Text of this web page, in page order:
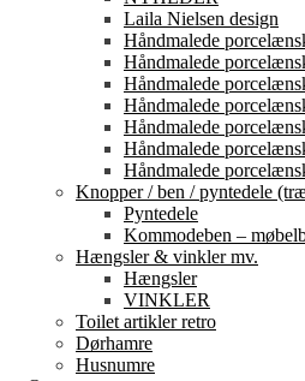
Laila Nielsen design
Håndmalede
Håndmalede
Håndmalede
Håndmalede
Håndmalede
Håndmalede
Håndmalede
Knopper / ben / pyntedele
Pyntedele
Kommodeben –
Hængsler & vinkler mv.
Hængsler
VINKLER
Toilet artikler retro
Dørhamre
Husnumre